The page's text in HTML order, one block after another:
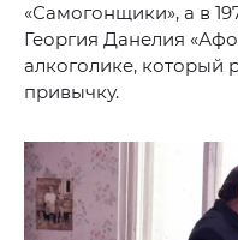
«Самогонщики», а в
Георгия Данелия
алкоголике, который
привычку.